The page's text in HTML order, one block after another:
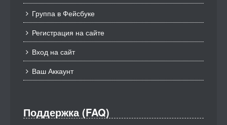
Группа в Фейсбуке
Регистрация на сайте
Вход на сайт
Ваш Аккаунт
Поддержка (FAQ)